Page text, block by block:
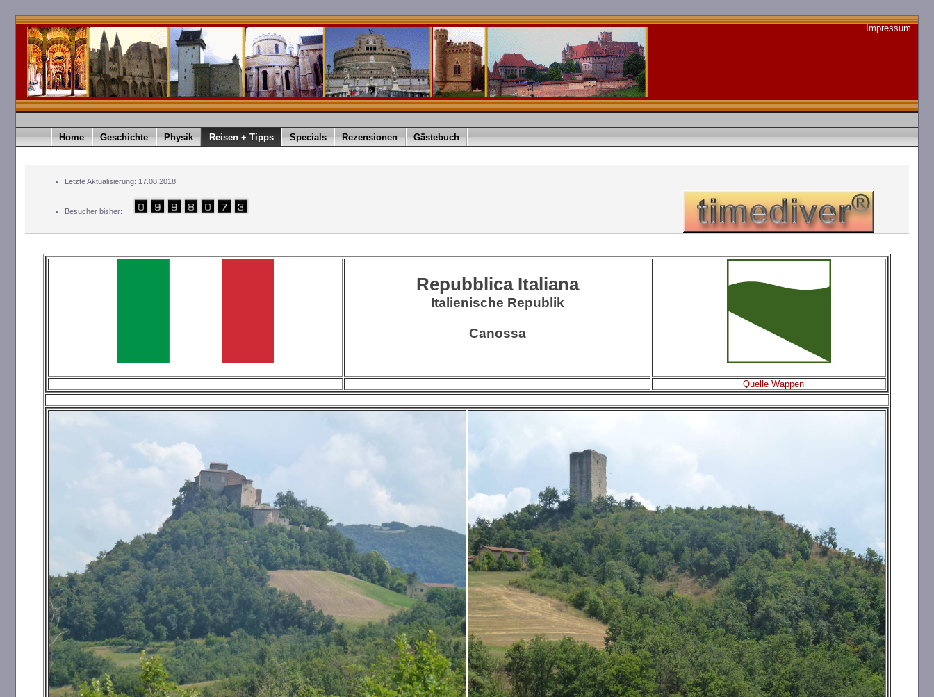
Impressum
Home Geschichte Physik Reisen + Tipps Specials Rezensionen Gästebuch
Letzte Aktualisierung: 17.08.2018
Besucher bisher:
Repubblica Italiana
Italienische Republik
Canossa
Quelle Wappen